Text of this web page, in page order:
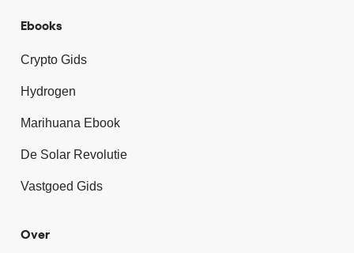
Ebooks
Crypto Gids
Hydrogen
Marihuana Ebook
De Solar Revolutie
Vastgoed Gids
Over